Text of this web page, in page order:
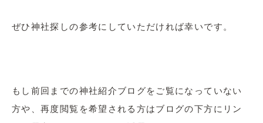
ぜひ神社探しの参考にしていただければ幸いです。
もし前回までの神社紹介ブログをご覧になっていない
方や、再度閲覧を希望される方はブログの下方にリン